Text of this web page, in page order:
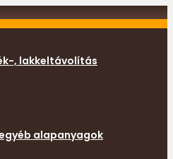
, lakkeltávolítás
alapanyagok